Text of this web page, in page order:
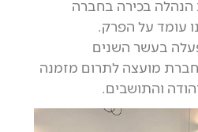
בכירה בחברה
עומד על הפרק.
בעשר השנים
מועצה לתרום מזמנה
והתושבים.